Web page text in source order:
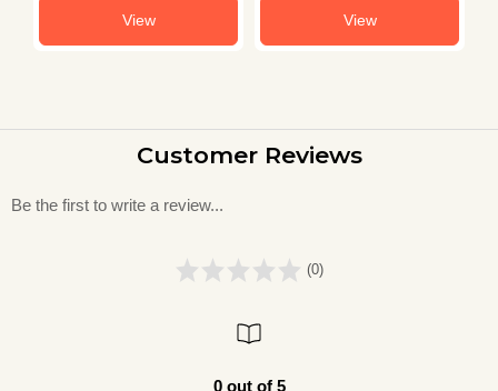
View View
Customer Reviews
Be the first to write a review...
(0)
0 out of 5